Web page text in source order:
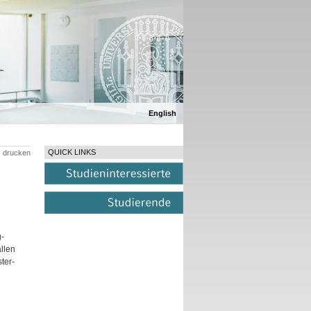
English
drucken QUICK LINKS